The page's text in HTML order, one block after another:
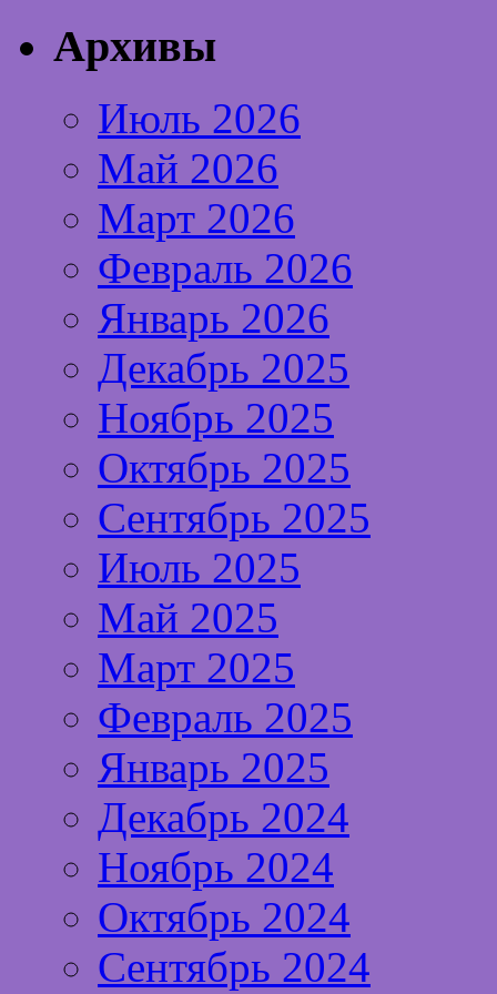
Архивы
Июль 2026
Май 2026
Март 2026
Февраль 2026
Январь 2026
Декабрь 2025
Ноябрь 2025
Октябрь 2025
Сентябрь 2025
Июль 2025
Май 2025
Март 2025
Февраль 2025
Январь 2025
Декабрь 2024
Ноябрь 2024
Октябрь 2024
Сентябрь 2024